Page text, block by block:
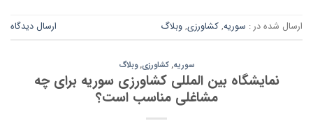
ارسال شده در : سوریه, کشاورزی, وبلاگ ارسال دیدگاه
سوریه,کشاورزی,وبلاگ
نمایشگاه بین المللی کشاورزی سوریه برای چه
مشاغلی مناسب است؟